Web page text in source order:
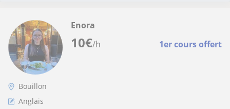
10€/h 1er cours offert
Enora
Bouillon
Anglais